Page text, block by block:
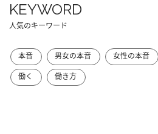
KEYWORD
人気のキーワード
本音 男女の本音 女性の本音
働く
働き方